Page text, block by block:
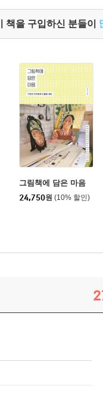
책을 구입하신 분들이
그림책에 담은 마음
24,750원 (10% 할인)